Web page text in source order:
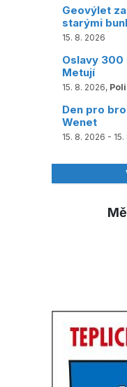
Geovýlet
starými
15. 8. 2026
Oslavy 300
Metují
15. 8. 2026,
Den pro
Wenet
15. 8. 2026 -